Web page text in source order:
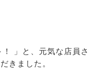
！ 」と、元気な店員さ
きました。